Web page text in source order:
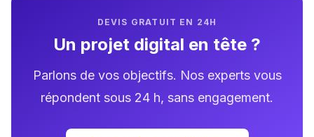
DEVIS GRATUIT EN 24H
Un projet digital en tête ?
Parlons de vos objectifs. Nos experts vous
répondent sous 24 h, sans engagement.